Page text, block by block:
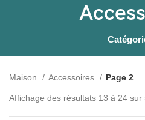
Maison Accessoires Page 2
Affichage des résultats 13 à 24 sur